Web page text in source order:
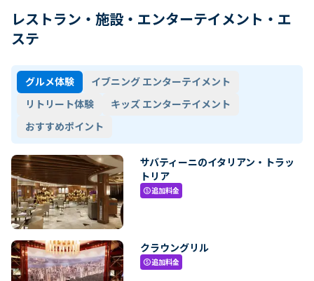
レストラン・施設・エンターテイメント・エ
ステ
グルメ体験
イブニング エンターテイメント
リトリート体験
キッズ エンターテイメント
おすすめポイント
サバティーニのイタリアン・トラッ
トリア
paid追加料金
クラウングリル
paid追加料金